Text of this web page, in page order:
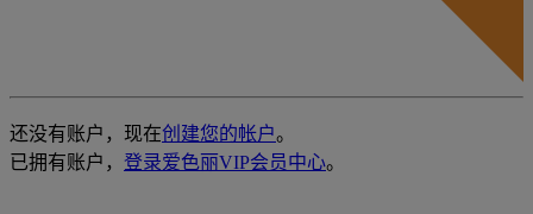
还没有账户，现在创建您的帐户。
已拥有账户， 登录爱色丽VIP会员中心。